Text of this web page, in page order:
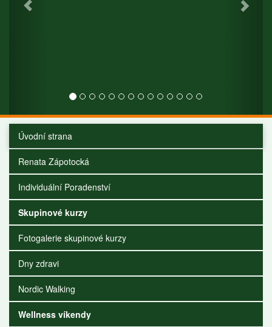
Úvodní strana
Renata Zápotocká
Individuální Poradenství
Skupinové kurzy
Fotogalerie skupinové kurzy
Dny zdravi
Nordic Walking
Wellness víkendy